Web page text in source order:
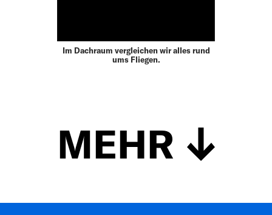
Im Dachraum vergleichen wir alles rund
ums Fliegen.
MEHR